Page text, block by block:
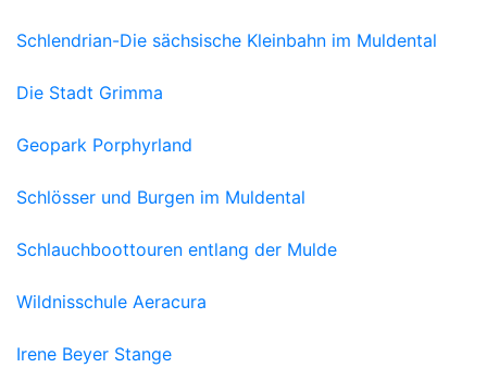
Schlendrian-Die sächsische Kleinbahn im Muldental
Die Stadt Grimma
Geopark Porphyrland
Schlösser und Burgen im Muldental
Schlauchboottouren entlang der Mulde
Wildnisschule Aeracura
Irene Beyer Stange